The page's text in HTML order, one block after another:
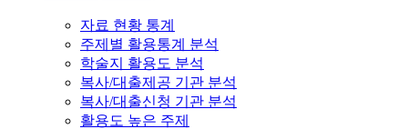
자료 현황 통계
주제별 활용통계 분석
학술지 활용도 분석
복사/대출제공 기관 분석
복사/대출신청 기관 분석
활용도 높은 주제